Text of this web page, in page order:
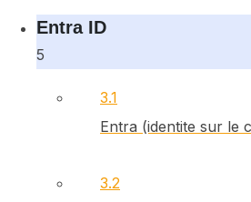
Entra ID
5
3.1
Entra (identite sur le
3.2